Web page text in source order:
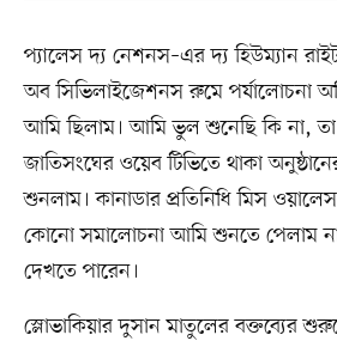
প্যালেস দ্য নেশনস–এর দ্য হিউম্যান
অব সিভিলাইজেশনস রুমে পর্যালোচনা
আমি ছিলাম। আমি ভুল শুনেছি কি না, তা
জাতিসংঘের ওয়েব টিভিতে থাকা
শুনলাম। কানাডার প্রতিনিধি মিস
কোনো সমালোচনা আমি শুনতে পেলাম
দেখতে পারেন।
স্লোভাকিয়ার দুসান মাতুলের বক্তব্যের